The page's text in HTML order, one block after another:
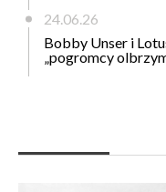
24.06.26
Bobby Unser i
„pogromcy